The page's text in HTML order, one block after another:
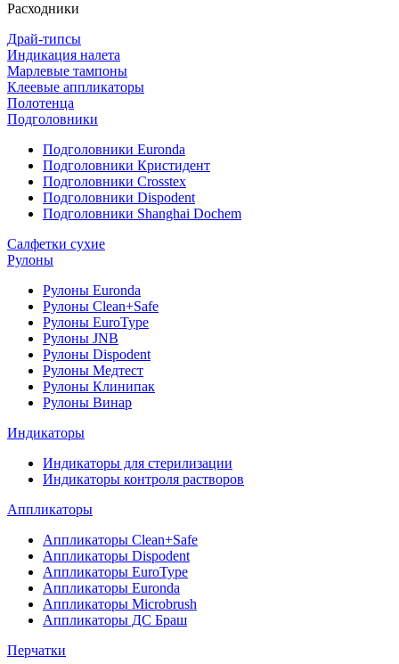
Расходники
Драй-типсы
Индикация налета
Марлевые тампоны
Клеевые аппликаторы
Полотенца
Подголовники
Подголовники Euronda
Подголовники Кристидент
Подголовники Crosstex
Подголовники Dispodent
Подголовники Shanghai Dochem
Салфетки сухие
Рулоны
Рулоны Euronda
Рулоны Clean+Safe
Рулоны EuroType
Рулоны JNB
Рулоны Dispodent
Рулоны Медтест
Рулоны Клинипак
Рулоны Винар
Индикаторы
Индикаторы для стерилизации
Индикаторы контроля растворов
Аппликаторы
Аппликаторы Clean+Safe
Аппликаторы Dispodent
Аппликаторы EuroType
Аппликаторы Euronda
Аппликаторы Microbrush
Аппликаторы ДС Браш
Перчатки